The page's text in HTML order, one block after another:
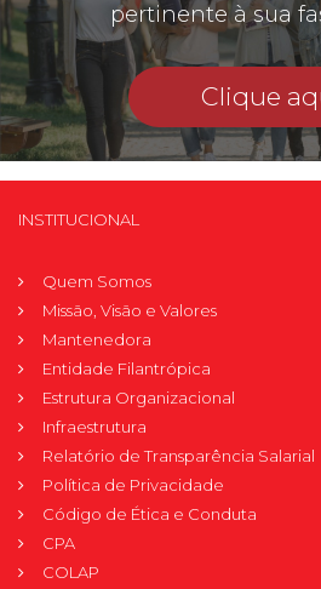
pertinente à sua
Clique
INSTITUCIONAL
Quem Somos
Missão, Visão e Valores
Mantenedora
Entidade Filantrópica
Estrutura Organizacional
Infraestrutura
Relatório de Transparência Salarial
Política de Privacidade
Código de Ética e Conduta
CPA
COLAP